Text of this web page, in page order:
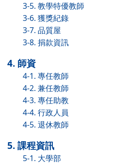
3-5. 教學特優教師
3-6. 獲獎紀錄
3-7. 品質屋
3-8. 捐款資訊
4. 師資
4-1. 專任教師
4-2. 兼任教師
4-3. 專任助教
4-4. 行政人員
4-5. 退休教師
5. 課程資訊
5-1. 大學部